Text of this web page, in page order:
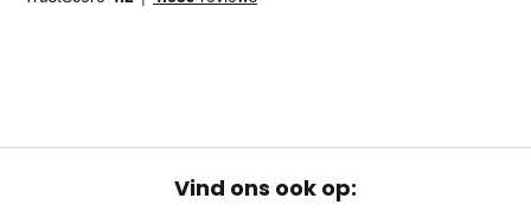
Vind ons ook op: